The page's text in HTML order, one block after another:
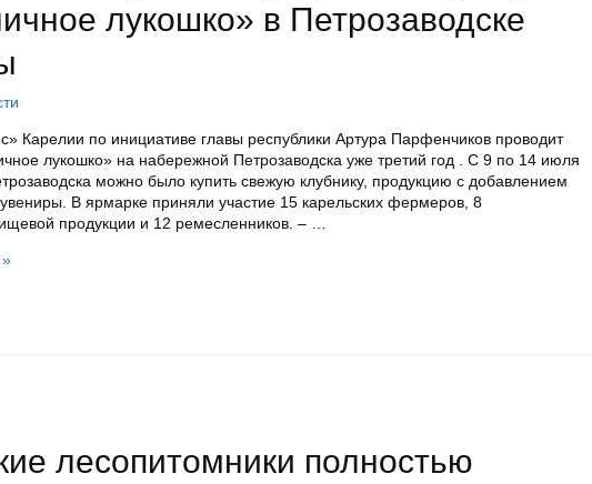
лукошко» в Петрозаводске
Карелии по инициативе главы республики Артура Парфенчиков проводит
лукошко» на набережной Петрозаводска уже третий год . С 9 по 14 июля
можно было купить свежую клубнику, продукцию с добавлением
В ярмарке приняли участие 15 карельских фермеров, 8
продукции и 12 ремесленников. – …
лесопитомники полностью